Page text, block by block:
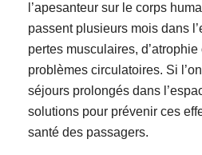
l’apesanteur sur le corps
passent plusieurs mois dans
pertes musculaires,
problèmes circulatoires. Si
séjours prolongés dans
solutions pour prévenir ces
santé des passagers.